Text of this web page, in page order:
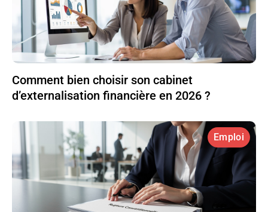
Comment bien choisir son cabinet
d’externalisation financière en 2026 ?
Emploi